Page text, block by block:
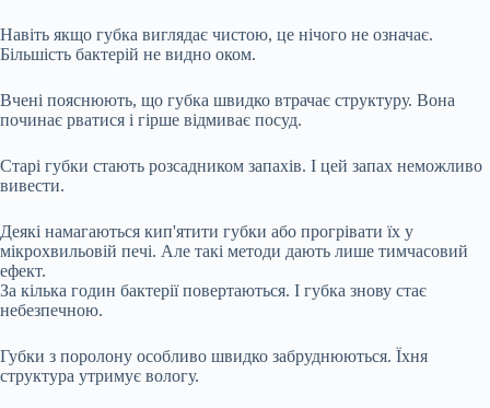
Навіть якщо губка виглядає чистою, це нічого не означає.
Більшість бактерій не видно оком.
Вчені пояснюють, що губка швидко втрачає структуру. Вона
починає рватися і гірше відмиває посуд.
Старі губки стають розсадником запахів. І цей запах неможливо
вивести.
Деякі намагаються кип'ятити губки або прогрівати їх у
мікрохвильовій печі. Але такі методи дають лише тимчасовий
ефект.
За кілька годин бактерії повертаються. І губка знову стає
небезпечною.
Губки з поролону особливо швидко забруднюються. Їхня
структура утримує вологу.